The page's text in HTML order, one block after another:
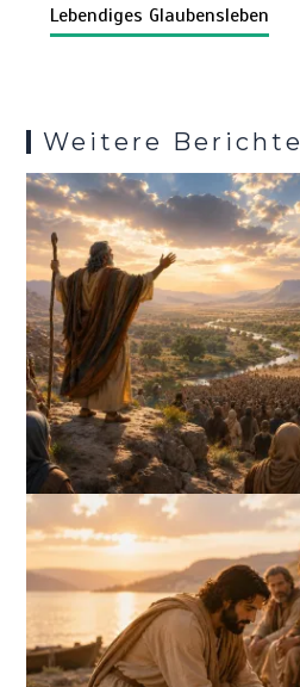
k
o
p
es
Lebendiges Glaubensleben
Weitere Berichte